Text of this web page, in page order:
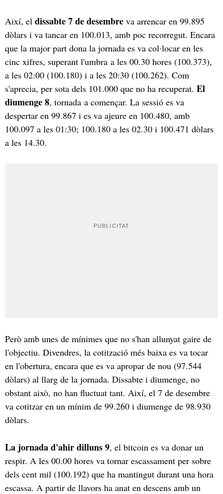
Així, el dissabte 7 de desembre va arrencar en 99.895
dòlars i va tancar en 100.013, amb poc recorregut. Encara
que la major part dona la jornada es va col·locar en les
cinc xifres, superant l'umbra a les 00.30 hores (100.373),
a les 02:00 (100.180) i a les 20:30 (100.262). Com
s'aprecia, per sota dels 101.000 que no ha recuperat. El
diumenge 8, tornada a començar. La sessió es va
despertar en 99.867 i es va ajeure en 100.480, amb
100.097 a les 01:30; 100.180 a les 02.30 i 100.471 dòlars
a les 14.30.
Però amb unes de mínimes que no s'han allunyat gaire de
l'objectiu. Divendres, la cotització més baixa es va tocar
en l'obertura, encara que es va apropar de nou (97.544
dòlars) al llarg de la jornada. Dissabte i diumenge, no
obstant això, no han fluctuat tant. Així, el 7 de desembre
va cotitzar en un mínim de 99.260 i diumenge de 98.930
dòlars.
La jornada d'ahir dilluns 9, el bitcoin es va donar un
respir. A les 00.00 hores va tornar escassament per sobre
dels cent mil (100.192) que ha mantingut durant una hora
escassa. A partir de llavors ha anat en descens amb un